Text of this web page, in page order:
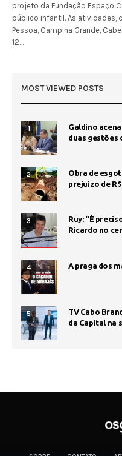
projeto da Fundação Espaço
público infantil. As atividades,
Pessoa, Campina Grande,
12…
MOST VIEWED POSTS
1
Galdino
duas gestões
2
Obra de
prejuízo de
3
Ruy: “É
Ricardo no
4 A praga dos
5
TV Cabo
da Capital na